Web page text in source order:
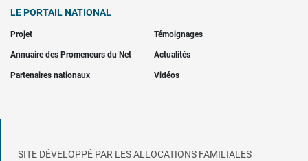
LE PORTAIL NATIONAL
Projet Témoignages
Annuaire des Promeneurs du Net Actualités
Partenaires nationaux Vidéos
SITE DÉVELOPPÉ PAR LES ALLOCATIONS FAMILIALES